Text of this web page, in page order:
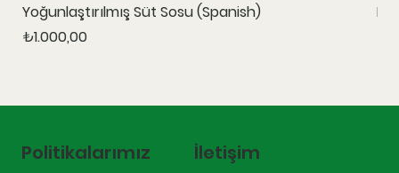
Yoğunlaştırılmış Süt Sosu (Spanish)
Fiyat
₺1.000,00
Politikalarımız İletişim